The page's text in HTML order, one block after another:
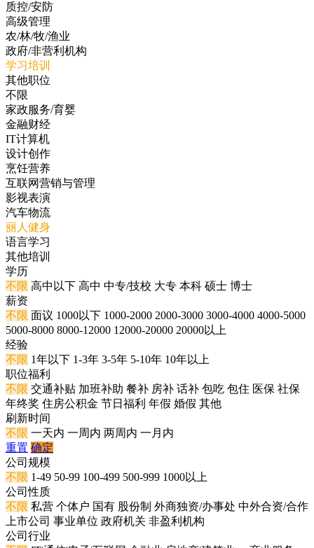
质控/安防
高级管理
农/林/牧/渔业
政府/非营利机构
学习培训
其他职位
不限
家政服务/育婴
金融财经
IT计算机
设计创作
烹饪营养
互联网营销与管理
影视表演
汽车物流
丽人健身
语言学习
其他培训
学历
不限 高中以下 高中 中专/技校 大专 本科 硕士 博士
薪资
不限 面议 1000以下 1000-2000 2000-3000 3000-4000 4000-5000
5000-8000 8000-12000 12000-20000 20000以上
经验
不限 1年以下 1-3年 3-5年 5-10年 10年以上
职位福利
不限 交通补贴 加班补助 餐补 房补 话补 包吃 包住 医保 社保
年终奖 住房公积金 节日福利 年假 婚假 其他
刷新时间
不限 一天内 一周内 两周内 一月内
重置 确定
公司规模
不限 1-49 50-99 100-499 500-999 1000以上
公司性质
不限 私营 个体户 国有 股份制 外商独资/办事处 中外合资/合作
上市公司 事业单位 政府机关 非盈利机构
公司行业